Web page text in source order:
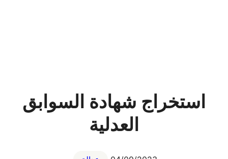
استخراج شهادة السوابق
العدلية